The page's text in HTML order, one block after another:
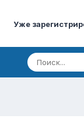
Уже